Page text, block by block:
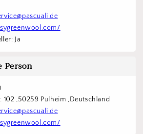
Ja
102 ,50259 Pulheim ,Deutschland